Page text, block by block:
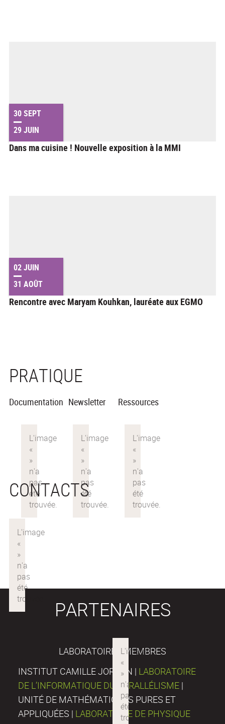
30 SEPT
29 JUIN
Dans ma cuisine ! Nouvelle exposition à la MMI
02 JUIN
31 AOÛT
Rencontre avec Maryam Kouhkan, lauréate aux EGMO
PRATIQUE
Documentation Newsletter Ressources
CONTACTS
PARTENAIRES
LABORATOIRES MEMBRES
INSTITUT CAMILLE JORDAN | LABORATOIRE
DE L’INFORMATIQUE DU PARALLÉLISME |
UNITÉ DE MATHÉMATIQUES PURES ET
APPLIQUÉES | LABORATOIRE DE PHYSIQUE